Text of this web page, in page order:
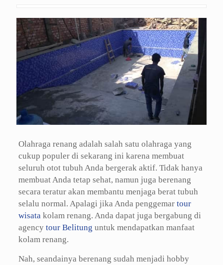
Olahraga renang adalah salah satu olahraga yang
cukup populer di sekarang ini karena membuat
seluruh otot tubuh Anda bergerak aktif. Tidak hanya
membuat Anda tetap sehat, namun juga berenang
secara teratur akan membantu menjaga berat tubuh
selalu normal. Apalagi jika Anda penggemar tour
wisatakolam renang. Anda dapat juga bergabung di
agency tour Belitung untuk mendapatkan manfaat
kolam renang.
Nah, seandainya berenang sudah menjadi hobby